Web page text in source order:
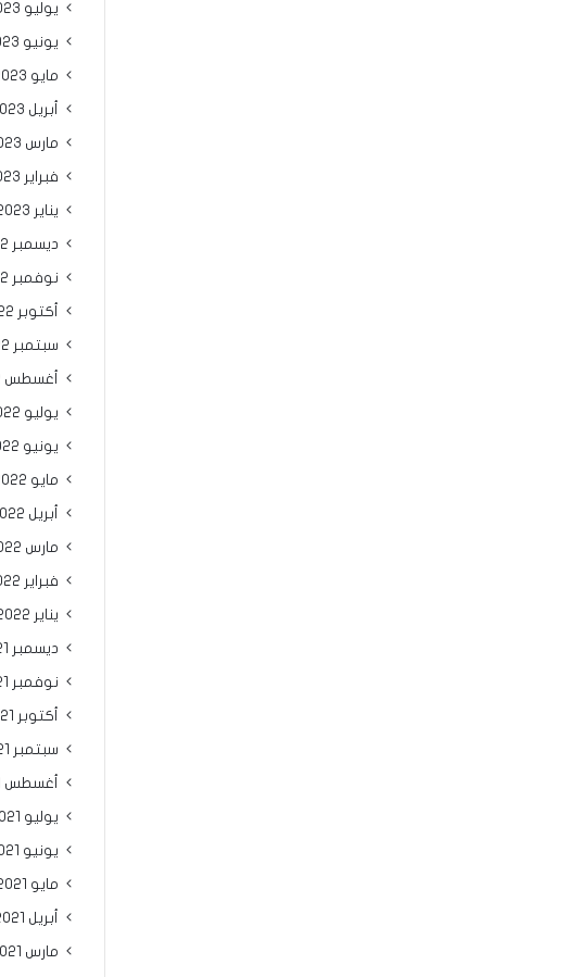
يوليو 2023
يونيو 2023
مايو 2023
أبريل 2023
مارس 2023
فبراير 2023
يناير 2023
ديسمبر 2022
نوفمبر 2022
أكتوبر 2022
سبتمبر 2022
أغسطس 2022
يوليو 2022
يونيو 2022
مايو 2022
أبريل 2022
مارس 2022
فبراير 2022
يناير 2022
ديسمبر 2021
نوفمبر 2021
أكتوبر 2021
سبتمبر 2021
أغسطس 2021
يوليو 2021
يونيو 2021
مايو 2021
أبريل 2021
مارس 2021